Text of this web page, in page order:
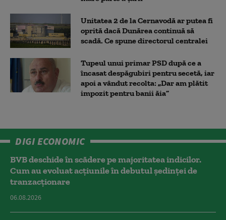
Unitatea 2 de la Cernavodă ar putea fi
oprită dacă Dunărea continuă să
scadă. Ce spune directorul centralei
Tupeul unui primar PSD după ce a
încasat despăgubiri pentru secetă, iar
apoi a vândut recolta: „Dar am plătit
impozit pentru banii ăia”
DIGI ECONOMIC
BVB deschide în scădere pe majoritatea indicilor.
Cum au evoluat acțiunile în debutul ședinței de
tranzacționare
06.08.2026